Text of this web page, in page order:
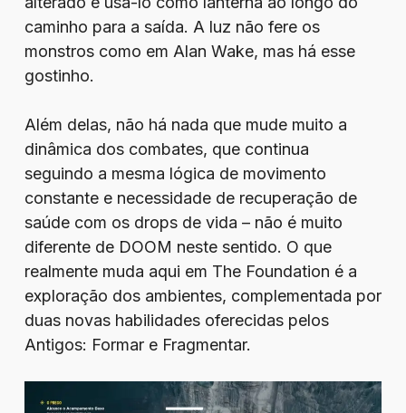
caminho para a saída. A luz não fere os
monstros como em Alan Wake, mas há esse
gostinho.
Além delas, não há nada que mude muito a
dinâmica dos combates, que continua
seguindo a mesma lógica de movimento
constante e necessidade de recuperação de
saúde com os drops de vida – não é muito
diferente de DOOM neste sentido. O que
realmente muda aqui em The Foundation é a
exploração dos ambientes, complementada por
duas novas habilidades oferecidas pelos
Antigos: Formar e Fragmentar.